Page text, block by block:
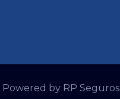
Powered by RP Seguros